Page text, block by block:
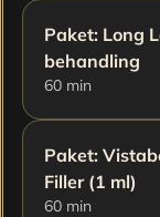
Paket: Long
behandling
60 min
Paket:
Filler (1 ml)
60 min